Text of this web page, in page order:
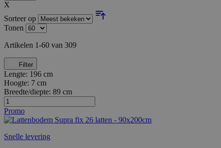
X
Sorteer op
Tonen
Artikelen 1-60 van 309
Filter
Lengte: 196 cm
Hoogte: 7 cm
Breedte/diepte: 89 cm
Promo
Snelle levering